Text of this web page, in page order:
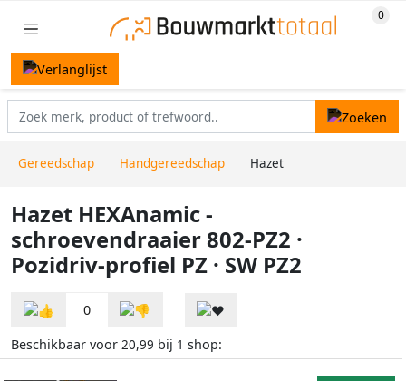
Gereedschap Handgereedschap Hazet
Hazet HEXAnamic -
schroevendraaier 802-PZ2 ·
Pozidriv-profiel PZ · SW PZ2
0
Beschikbaar voor 20,99 bij 1 shop: